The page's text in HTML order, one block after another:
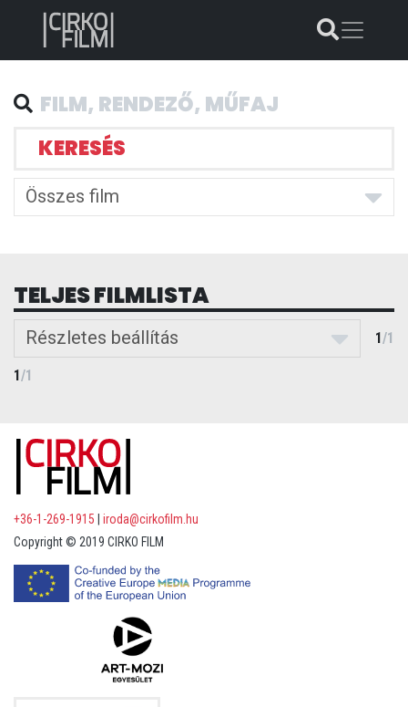
KERESÉS
Összes film
TELJES FILMLISTA
Részletes beállítás 1/1
1/1
+36-1-269-1915
iroda@cirkofilm.hu
Copyright © 2019 CIRKO FILM